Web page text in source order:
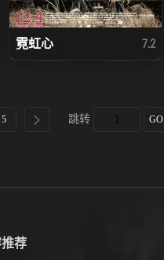
霓虹心 7.2
5 跳转 GO
荐